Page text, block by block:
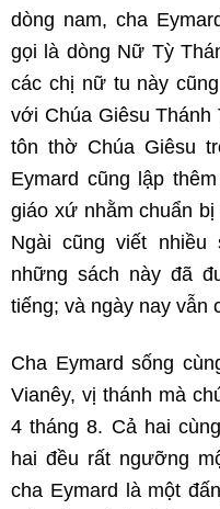
dòng nam, cha
gọi là dòng Nữ Tỳ
các chị nữ tu này
với Chúa Giêsu
tôn thờ Chúa Giêsu
Eymard cũng lập
giáo xứ nhằm chuẩn
Ngài cũng viết
những sách này đã
tiếng; và ngày nay vẫn
Cha Eymard sống
Vianêy, vị thánh mà
4 tháng 8. Cả hai
hai đều rất ngưỡng
cha Eymard là một